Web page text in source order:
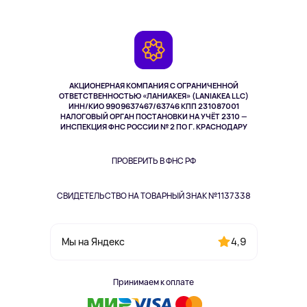
АКЦИОНЕРНАЯ КОМПАНИЯ С ОГРАНИЧЕННОЙ
ОТВЕТСТВЕННОСТЬЮ «ЛАНИАКЕЯ» (LANIAKEA LLC)
ИНН/КИО 9909637467/63746 КПП 231087001
НАЛОГОВЫЙ ОРГАН ПОСТАНОВКИ НА УЧЁТ 2310 —
ИНСПЕКЦИЯ ФНС РОССИИ № 2 ПО Г. КРАСНОДАРУ
ПРОВЕРИТЬ В ФНС РФ
СВИДЕТЕЛЬСТВО НА ТОВАРНЫЙ ЗНАК №1137338
Мы на Яндекс 4,9
Принимаем к оплате
Здоровье питомцев
Одежда и аксессуары